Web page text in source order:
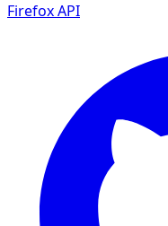
FirefoxAPI